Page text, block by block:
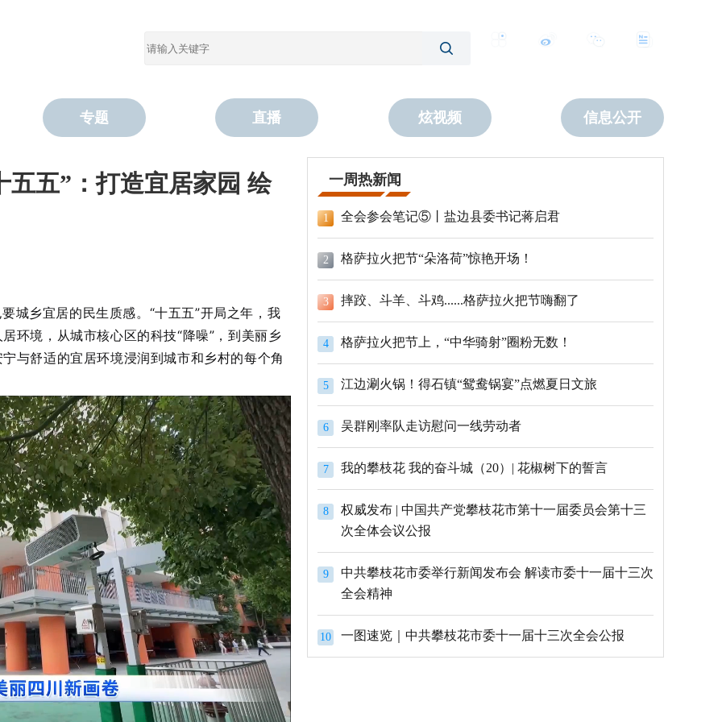
专题 直播 炫视频 信息公开
五五”：打造宜居家园 绘
城乡宜居的民生质感。“十五五”开局之年，我
环境，从城市核心区的科技“降噪”，到美丽乡
与舒适的宜居环境浸润到城市和乡村的每个角
一周热新闻
1 全会参会笔记⑤丨盐边县委书记蒋启君
2 格萨拉火把节“朵洛荷”惊艳开场！
3 摔跤、斗羊、斗鸡......格萨拉火把节嗨翻了
4 格萨拉火把节上，“中华骑射”圈粉无数！
5 江边涮火锅！得石镇“鸳鸯锅宴”点燃夏日文旅
6 吴群刚率队走访慰问一线劳动者
7 我的攀枝花 我的奋斗城（20）| 花椒树下的誓言
8
权威发布 | 中国共产党攀枝花市第十一届委员会第十三
次全体会议公报
9
中共攀枝花市委举行新闻发布会 解读市委十一届十三次
全会精神
10 一图速览｜中共攀枝花市委十一届十三次全会公报